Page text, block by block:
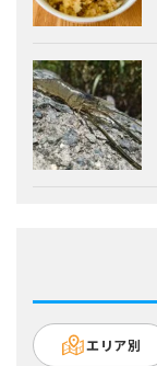
エリア別